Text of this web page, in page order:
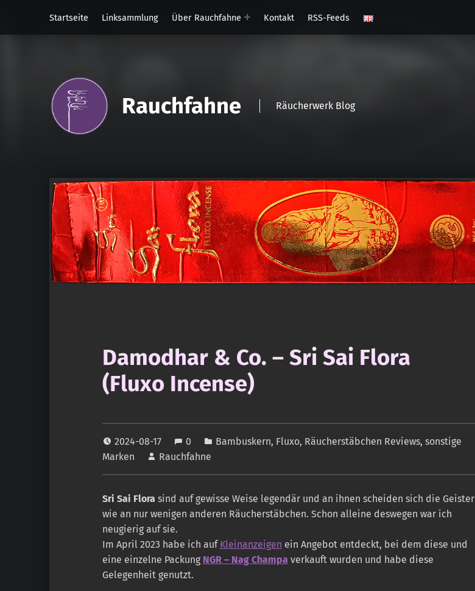
Startseite
Linksammlung Über Rauchfahne Kontakt RSS-Feeds
Rauchfahne Räucherwerk Blog
Damodhar & Co. – Sri Sai Flora
(Fluxo Incense)
2024-08-17 0 Bambuskern, Fluxo, Räucherstäbchen Reviews, sonstige
Marken
Rauchfahne
Sri Sai Florasind auf gewisse Weise legendär und an ihnen scheiden sich die Geister
wie an nur wenigen anderen Räucherstäbchen. Schon alleine deswegen war ich
neugierig auf sie.
Im April 2023 habe ich auf Kleinanzeigen ein Angebot entdeckt, bei dem diese und
eine einzelne Packung NGR – Nag Champaverkauft wurden und habe diese
Gelegenheit genutzt.